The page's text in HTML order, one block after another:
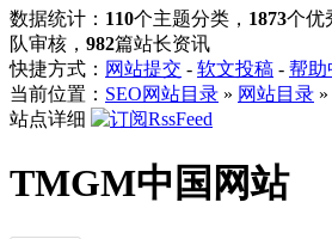
数据统计： 110个主题分类， 1873个优
队审核， 982篇站长资讯
快捷方式： 网站提交 - 软文投稿 - 帮助
当前位置： SEO网站目录 » 网站目录 »
站点详细
TMGM中国网站